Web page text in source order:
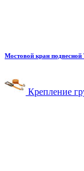
Мостовой кран
Крепление